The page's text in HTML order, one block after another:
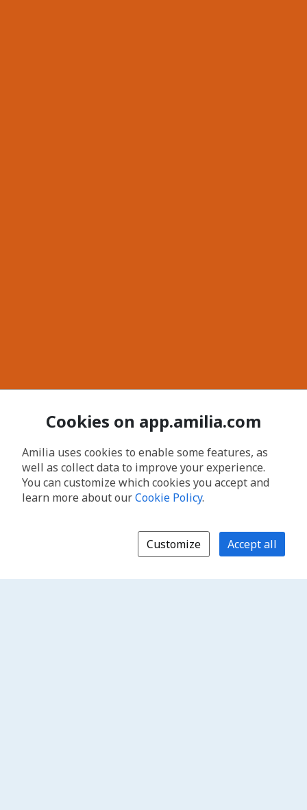
Cookies on app.amilia.com
Amilia uses cookies to enable some features, as
well as collect data to improve your experience.
You can customize which cookies you accept and
learn more about ourCookie Policy.
Customize Accept all